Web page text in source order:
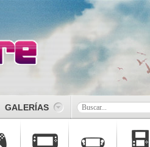
GALERÍAS